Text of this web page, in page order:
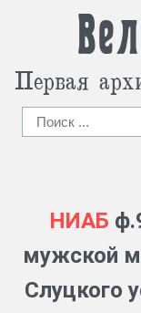
Первая
НИАБ
мужской
Слуцкого